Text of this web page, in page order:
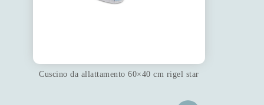
Cuscino da allattamento 60×40 cm rigel star